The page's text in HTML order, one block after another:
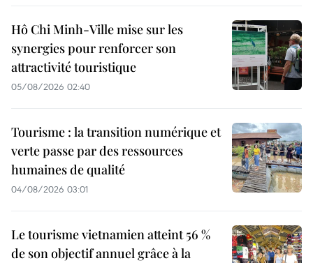
Hô Chi Minh-Ville mise sur les
synergies pour renforcer son
attractivité touristique
05/08/2026 02:40
Tourisme : la transition numérique et
verte passe par des ressources
humaines de qualité
04/08/2026 03:01
Le tourisme vietnamien atteint 56 %
de son objectif annuel grâce à la